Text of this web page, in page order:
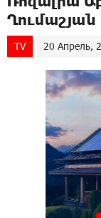
Ղումաշյան
TV 20 Апрель,